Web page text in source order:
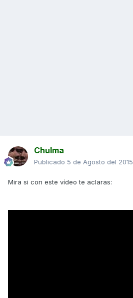
Chulma
Publicado 5 de Agosto del 2015
Mira si con este vídeo te aclaras: